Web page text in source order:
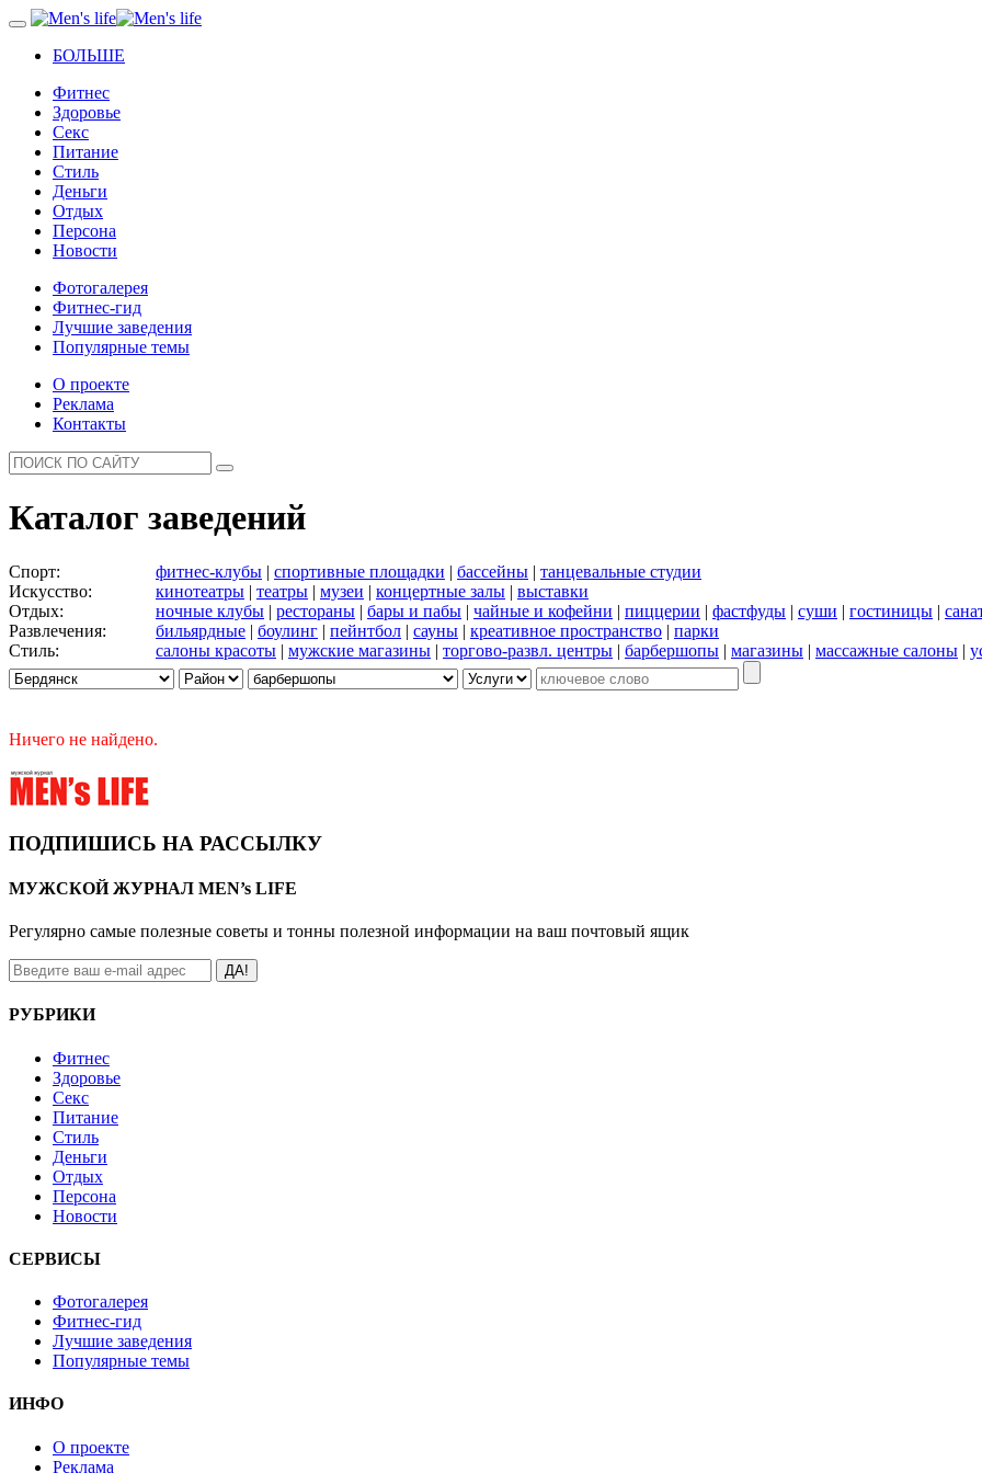
БОЛЬШЕ
Фитнес
Здоровье
Секс
Питание
Стиль
Деньги
Отдых
Персона
Новости
Фотогалерея
Фитнес-гид
Лучшие заведения
Популярные темы
О проекте
Реклама
Контакты
Каталог заведений
Спорт: фитнес-клубы | спортивные площадки | бассейны | танцевальные студии
Искусство:
кинотеатры | театры | музеи | концертные залы | выставки
Отдых:
ночные клубы | рестораны | бары и пабы | чайные и кофейни | пиццерии | фастфуды | суши | гостиницы |
Развлечения:
бильярдные | боулинг | пейнтбол | сауны | креативное пространство | парки
Стиль:
салоны красоты | мужские магазины | торгово-развл. центры | барбершопы | магазины | массажные салоны |
Ничего не найдено.
ПОДПИШИСЬ НА РАССЫЛКУ
МУЖСКОЙ ЖУРНАЛ MEN’s LIFE
Регулярно самые полезные советы и тонны полезной информации на ваш почтовый ящик
ДА!
РУБРИКИ
Фитнес
Здоровье
Секс
Питание
Стиль
Деньги
Отдых
Персона
Новости
СЕРВИСЫ
Фотогалерея
Фитнес-гид
Лучшие заведения
Популярные темы
ИНФО
О проекте
Реклама